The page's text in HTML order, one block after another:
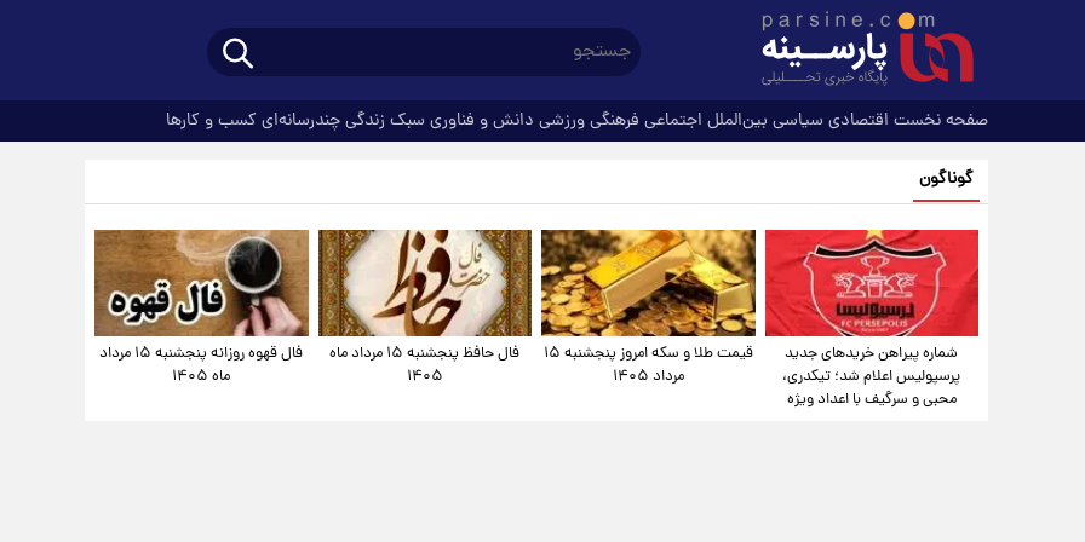
صفحه نخست اقتصادی سیاسی بین‌الملل اجتماعی فرهنگیورزشی دانش و فناوری سبک زندگیچندرسانه‌ای کسب و کارها
گوناگون
شماره پیراهن خریدهای جدید
پرسپولیس اعلام شد؛ تیکدری،
محبی و سرگیف با اعداد ویژه
قیمت طلا و سکه امروز پنجشنبه ۱۵
مرداد ۱۴۰۵
فال حافظ پنجشنبه ۱۵ مرداد ماه
۱۴۰۵
فال قهوه روزانه پنجشنبه ۱۵ مرداد
ماه ۱۴۰۵